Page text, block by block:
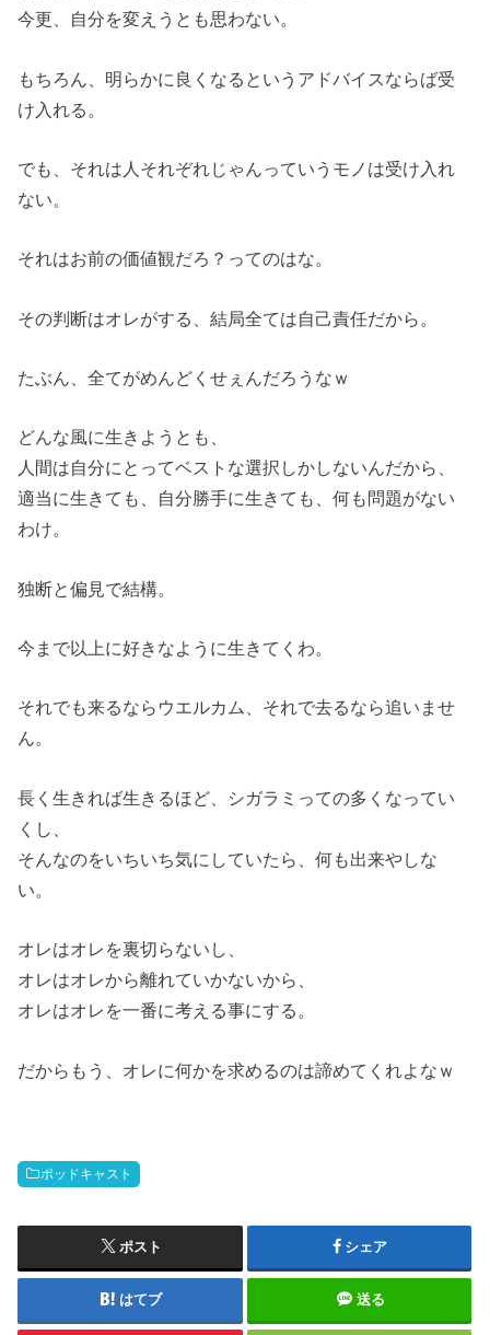
今更、自分を変えうとも思わない。
もちろん、明らかに良くなるというアドバイスならば受
け入れる。
でも、それは人それぞれじゃんっていうモノは受け入れ
ない。
それはお前の価値観だろ？ってのはな。
その判断はオレがする、結局全ては自己責任だから。
たぶん、全てがめんどくせぇんだろうなｗ
どんな風に生きようとも、
人間は自分にとってベストな選択しかしないんだから、
適当に生きても、自分勝手に生きても、何も問題がない
わけ。
独断と偏見で結構。
今まで以上に好きなように生きてくわ。
それでも来るならウエルカム、それで去るなら追いませ
ん。
長く生きれば生きるほど、シガラミっての多くなってい
くし、
そんなのをいちいち気にしていたら、何も出来やしな
い。
オレはオレを裏切らないし、
オレはオレから離れていかないから、
オレはオレを一番に考える事にする。
だからもう、オレに何かを求めるのは諦めてくれよなｗ
ポッドキャスト
ポスト シェア
はてブ 送る